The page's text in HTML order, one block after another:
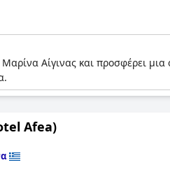
Αίγινας και προσφέρει μια
Afea)